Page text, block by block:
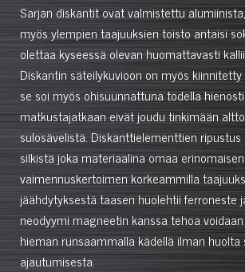
Sarjan diskantit ovat valmistettu
myös ylempien taajuuksien toisto antaisi
olettaa kyseessä olevan huomattavasti
Diskantin säteilykuvioon on myös
se soi myös ohisuunnattuna todella
matkustajatkaan eivät joudu tinkimään
sulosävelistä. Diskanttielementtien
silkistä joka materiaalina omaa erinomaisen
vaimennuskertoimen korkeammilla
jäähdytyksestä taasen huolehtii ferroneste
neodyymi magneetin kanssa tehoa
hieman runsaammalla kädellä ilman huolta
ajautumisesta.